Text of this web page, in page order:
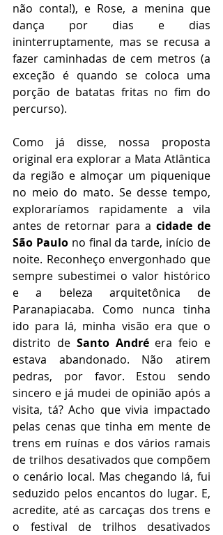
não conta!), e Rose, a menina que
dança por dias e dias
ininterruptamente, mas se recusa a
fazer caminhadas de cem metros (a
exceção é quando se coloca uma
porção de batatas fritas no fim do
percurso).
Como já disse, nossa proposta
original era explorar a Mata Atlântica
da região e almoçar um piquenique
no meio do mato. Se desse tempo,
exploraríamos rapidamente a vila
antes de retornar para a cidade de
São Paulo no final da tarde, início de
noite. Reconheço envergonhado que
sempre subestimei o valor histórico
e a beleza arquitetônica de
Paranapiacaba. Como nunca tinha
ido para lá, minha visão era que o
distrito de Santo André era feio e
estava abandonado. Não atirem
pedras, por favor. Estou sendo
sincero e já mudei de opinião após a
visita, tá? Acho que vivia impactado
pelas cenas que tinha em mente de
trens em ruínas e dos vários ramais
de trilhos desativados que compõem
o cenário local. Mas chegando lá, fui
seduzido pelos encantos do lugar. E,
acredite, até as carcaças dos trens e
o festival de trilhos desativados